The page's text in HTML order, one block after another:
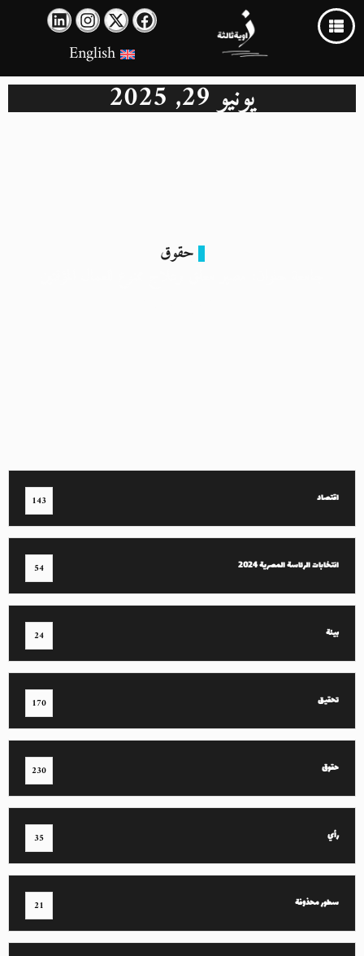
English
يونيو 29, 2025
حقوق
اقتصاد 143
انتخابات الرئاسة المصرية 2024 54
بيئة 24
تحقيق 170
حقوق 230
رأي 35
سطور محذوفة 21